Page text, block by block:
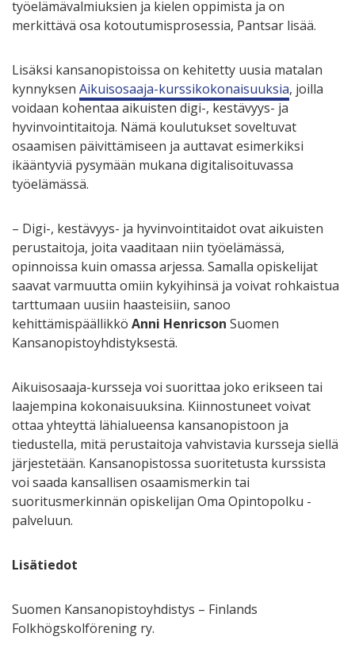
työelämävalmiuksien ja kielen oppimista ja on
merkittävä osa kotoutumisprosessia, Pantsar lisää.
Lisäksi kansanopistoissa on kehitetty uusia matalan
kynnyksen Aikuisosaaja-kurssikokonaisuuksia, joilla
voidaan kohentaa aikuisten digi-, kestävyys- ja
hyvinvointitaitoja. Nämä koulutukset soveltuvat
osaamisen päivittämiseen ja auttavat esimerkiksi
ikääntyviä pysymään mukana digitalisoituvassa
työelämässä.
– Digi-, kestävyys- ja hyvinvointitaidot ovat aikuisten
perustaitoja, joita vaaditaan niin työelämässä,
opinnoissa kuin omassa arjessa. Samalla opiskelijat
saavat varmuutta omiin kykyihinsä ja voivat rohkaistua
tarttumaan uusiin haasteisiin, sanoo
kehittämispäällikkö Anni Henricson Suomen
Kansanopistoyhdistyksestä.
Aikuisosaaja-kursseja voi suorittaa joko erikseen tai
laajempina kokonaisuuksina. Kiinnostuneet voivat
ottaa yhteyttä lähialueensa kansanopistoon ja
tiedustella, mitä perustaitoja vahvistavia kursseja siellä
järjestetään. Kansanopistossa suoritetusta kurssista
voi saada kansallisen osaamismerkin tai
suoritusmerkinnän opiskelijan Oma Opintopolku -
palveluun.
Lisätiedot
Suomen Kansanopistoyhdistys – Finlands
Folkhögskolförening ry.